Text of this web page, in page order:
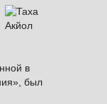
в
был